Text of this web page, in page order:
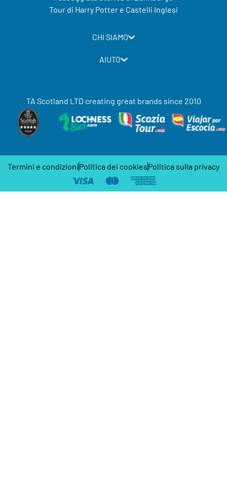
Tour di Harry Potter e Castelli Inglesi
CHI SIAMO
AIUTO
TA Scotland LTD creating great brands since 2010
Termini e condizioniPolitica dei cookiesPolitica sulla privacy